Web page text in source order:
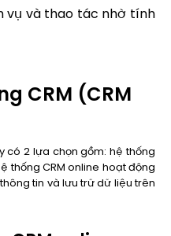
vụ và thao tác nhờ tính
CRM (CRM
có 2 lựa chọn gồm: hệ thống
thống CRM online hoạt động
tin và lưu trữ dữ liệu trên